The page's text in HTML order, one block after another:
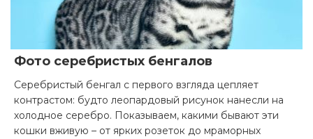
Фото серебристых бенгалов
Серебристый бенгал с первого взгляда цепляет
контрастом: будто леопардовый рисунок нанесли на
холодное серебро. Показываем, какими бывают эти
кошки вживую – от ярких розеток до мраморных